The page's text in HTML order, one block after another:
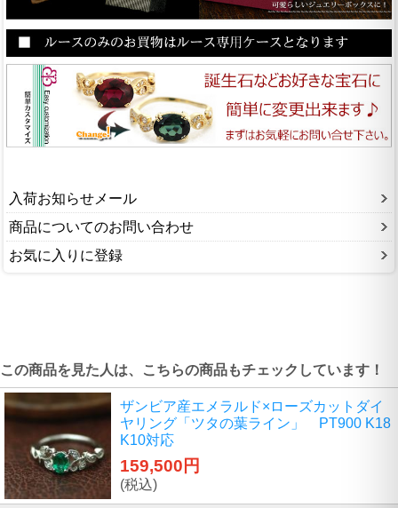
入荷お知らせメール
商品についてのお問い合わせ
お気に入りに登録
この商品を見た人は、こちらの商品もチェックしています！
ザンビア産エメラルド×ローズカットダイ
ヤリング「ツタの葉ライン」 PT900 K18
K10対応
159,500円
(税込)